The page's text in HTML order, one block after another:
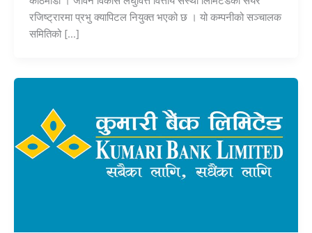
रजिष्ट्रारमा प्रभु क्यापिटल नियुक्त भएको छ । यो कम्पनीको सञ्चालक
समितिको […]